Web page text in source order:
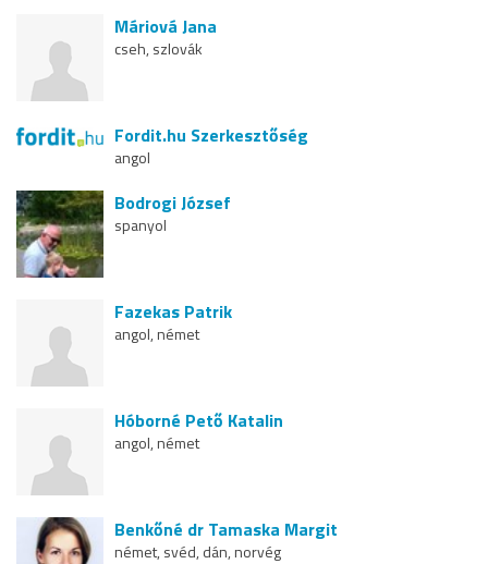
Máriová Jana
cseh, szlovák
Fordit.hu Szerkesztőség
angol
Bodrogi József
spanyol
Fazekas Patrik
angol, német
Hóborné Pető Katalin
angol, német
Benkőné dr Tamaska Margit
német, svéd, dán, norvég